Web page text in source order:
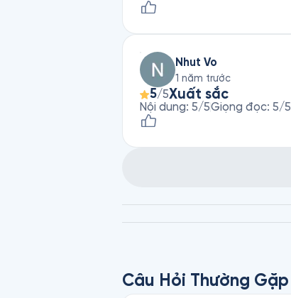
Nhut Vo
1 năm trước
5/5Xuất sắc
Nội dung: 5/5Giọng đọc: 5/5
Câu Hỏi Thường Gặp